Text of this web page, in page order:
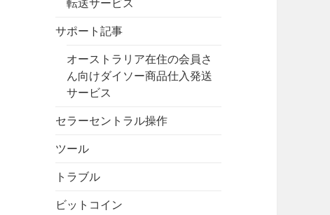
サポート記事
オーストラリア在住の会員さ
ん向けダイソー商品仕入発送
サービス
セラーセントラル操作
ツール
トラブル
ビットコイン